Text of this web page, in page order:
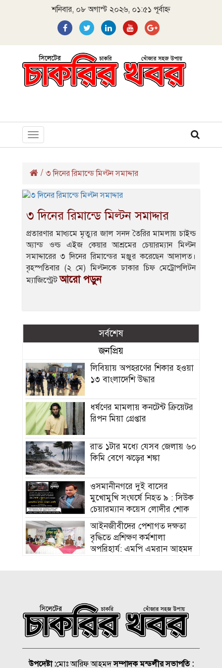
শনিবার, ০৮ অগাস্ট ২০২৬, ০১:৫১ পূর্বাহ্ন
Toggle
navigation
/ ৩ দিনের রিমান্ডে মিল্টন সমাদ্দার
৩ দিনের রিমান্ডে মিল্টন সমাদ্দার
প্রতারণার মাধ্যমে মৃত্যুর জাল সনদ তৈরির মামলায় চাইল্ড
অ্যান্ড ওল্ড এইজ কেয়ার আশ্রমের চেয়ারম্যান মিল্টন
সমাদ্দারের ৩ দিনের রিমান্ডের মঞ্জুর করেছেন আদালত।
বৃহস্পতিবার (২ মে) মিল্টনকে ঢাকার চিফ মেট্রোপলিটন
ম্যাজিস্ট্রেটআরো পড়ুন
সর্বশেষ
জনপ্রিয়
লিবিয়ায় অপহরণের শিকার হওয়া
১৩ বাংলাদেশি উদ্ধার
ধর্ষণের মামলায় কনটেন্ট ক্রিয়েটর
রিপন মিয়া গ্রেপ্তার
রাত ১টার মধ্যে যেসব জেলায় ৬০
কিমি বেগে ঝড়ের শঙ্কা
ওসমানীনগরে দুই বাসের
মুখোমুখি সংঘর্ষে নিহত ৯ : সিউক
চেয়ারম্যান কয়েস লোদীর শোক
‎আইনজীবীদের পেশাগত দক্ষতা
বৃদ্ধিতে প্রশিক্ষণ কর্মশালা
অপরিহার্য: এমপি এমরান আহমদ
হামের উপসর্গে আরও ৩ শিশুর
মৃত্যু
উপদেষ্টা :মোঃ আরিফ আহমদসম্পাদক মন্ডলীর সভাপতি :